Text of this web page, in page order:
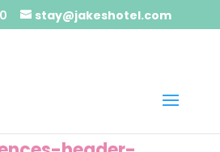
stay@jakeshotel.com